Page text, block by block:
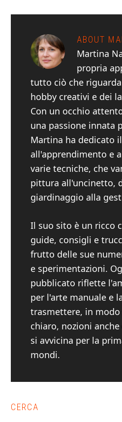
ABOUT
Martina
propria
tutto ciò che
hobby creativi e dei
Con un occhio
una passione innata
Martina ha dedicato
all'apprendimento e
varie tecniche, che
pittura all'uncinetto,
giardinaggio alla
Il suo sito è un ricco
guide, consigli e
frutto delle sue
e sperimentazioni.
pubblicato riflette
per l'arte manuale e
trasmettere, in modo
chiaro, nozioni
si avvicina per la
mondi.
Primary
CERCA